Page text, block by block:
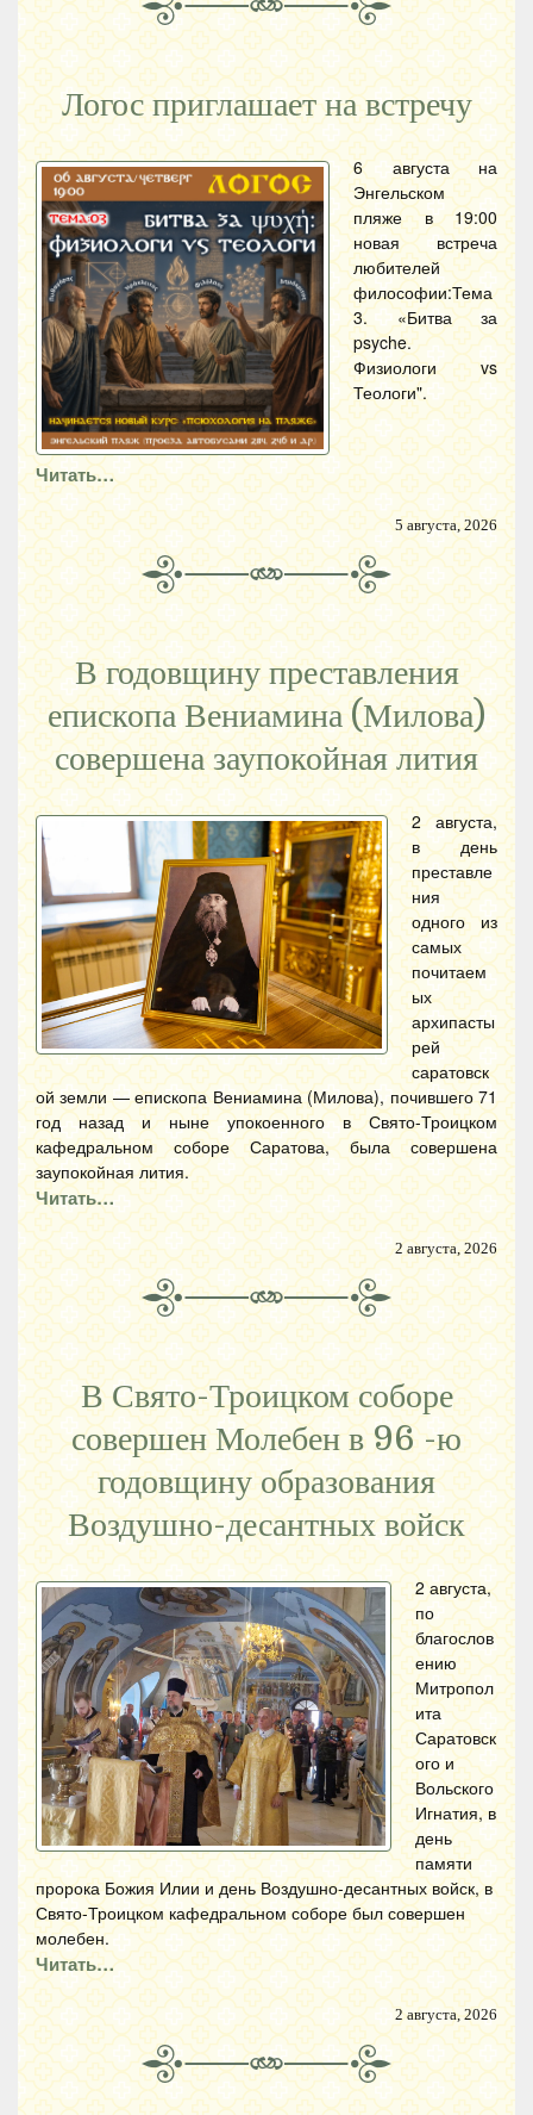
Логос приглашает на встречу
6 августа на
Энгельском
пляже в 19:00
новая встреча
любителей
философии:Тема
3. «Битва за
psyche.
Физиологи vs
Теологи".
Читать…
5 августа, 2026
В годовщину преставления
епископа Вениамина (Милова)
совершена заупокойная лития
2 августа,
в день
преставле
ния
одного из
самых
почитаем
ых
архипасты
рей
саратовск
ой земли — епископа Вениамина (Милова), почившего 71
год назад и ныне упокоенного в Свято-Троицком
кафедральном соборе Саратова, была совершена
заупокойная лития.
Читать…
2 августа, 2026
В Свято-Троицком соборе
совершен Молебен в 96 -ю
годовщину образования
Воздушно-десантных войск
2 августа,
по
благослов
ению
Митропол
ита
Саратовск
ого и
Вольского
Игнатия, в
день
памяти
пророка Божия Илии и день Воздушно-десантных войск, в
Свято-Троицком кафедральном соборе был совершен
молебен.
Читать…
2 августа, 2026